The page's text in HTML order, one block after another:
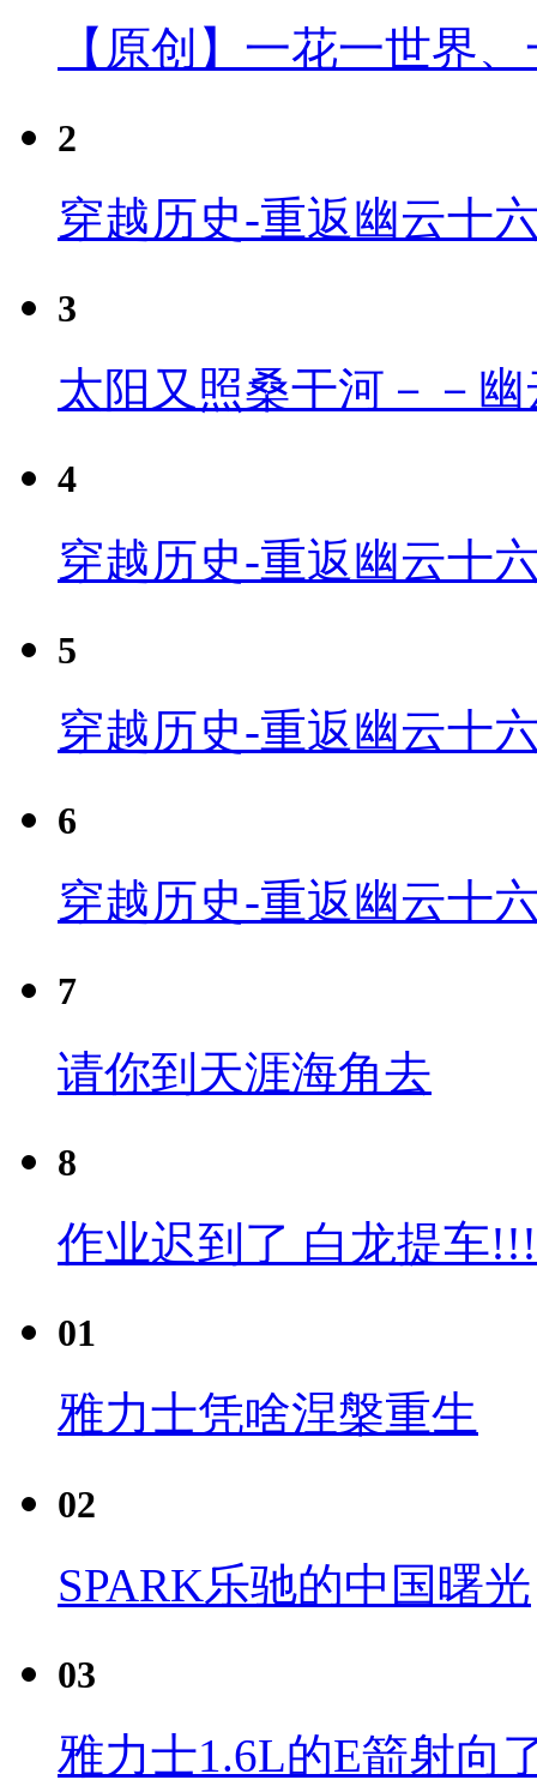
【原创】一花一世界
2
穿越历史-重返幽云十
3
太阳又照桑干河－－
4
穿越历史-重返幽云十
5
穿越历史-重返幽云十
6
穿越历史-重返幽云十
7
请你到天涯海角去
8
作业迟到了 白龙提车
01
雅力士凭啥涅槃重生
02
SPARK乐驰的中国曙光
03
雅力士1.6L的E箭射向